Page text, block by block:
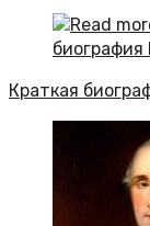
Краткая